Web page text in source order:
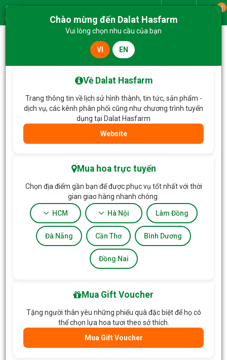
Menu
0
Hoa Tặng & Hoa Dịch Vụ
Chào mừng đến Dalat Hasfarm
Vui lòng chọn nhu cầu của bạn
VI EN
Về Dalat Hasfarm
Trang thông tin về lịch sử hình thành, tin tức, sản phẩm -
dịch vụ, các kênh phân phối cũng như chương trình tuyển
dụng tại Dalat Hasfarm
Website
Mua hoa trực tuyến
Chọn địa điểm gần bạn để được phục vụ tốt nhất với thời
gian giao hàng nhanh chóng.
HCM Hà Nội Lâm Đồng
Đà Nẵng Cần Thơ Bình Dương
Đồng Nai
Mua Gift Voucher
Tặng người thân yêu những phiếu quà đặc biệt để họ có
thể chọn lựa hoa tươi theo sở thích.
Mua Gift Voucher